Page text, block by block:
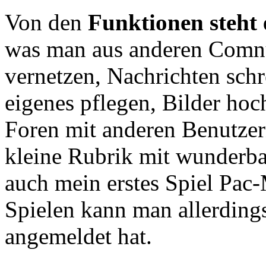
Von den Funktionen steht
was man aus anderen
vernetzen, Nachrichten
eigenes pflegen, Bilder
Foren mit anderen
kleine Rubrik mit
auch mein erstes Spiel
Spielen kann man
angemeldet hat.